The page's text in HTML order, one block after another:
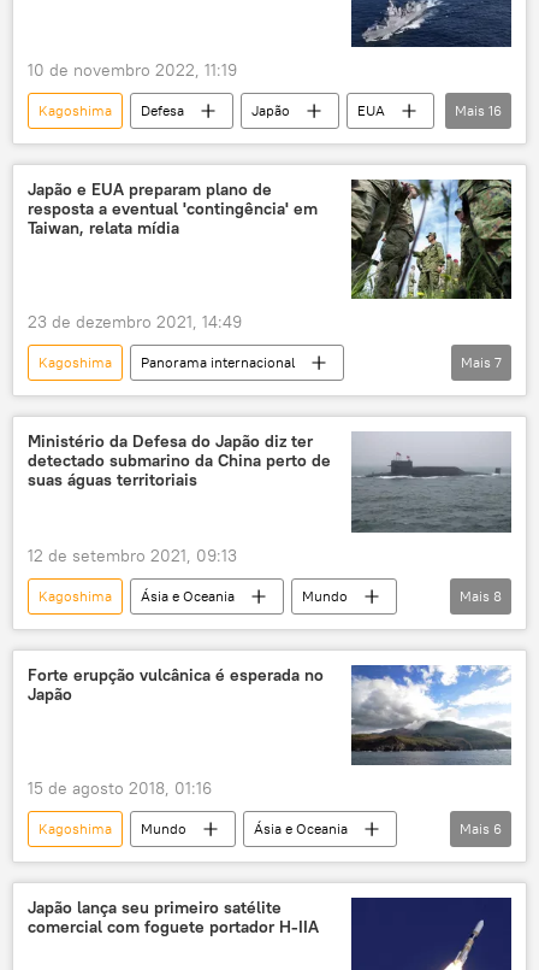
10 de novembro 2022, 11:19
Kagoshima Defesa Japão
EUA
Austrália
Canadá
Reino Unido
Twitter
Marinha Real
Okinawa
MV-22 Osprey
Índia
Nova Zelândia
Coreia do Sul
OTAN
Mais 16
Japão e EUA preparam plano de
resposta a eventual 'contingência' em
Taiwan, relata mídia
23 de dezembro 2021, 14:49
Kagoshima
Panorama internacional
Japão
Okinawa
EUA
Forças Armadas dos EUA
Forças de Autodefesa do Japão
Mais 7
Ministério da Defesa do Japão diz ter
detectado submarino da China perto de
suas águas territoriais
12 de setembro 2021, 09:13
Kagoshima Ásia e Oceania
Mundo
Notícias
Ilhas Senkaku
Ministério da Defesa
Ministério da Defesa do Japão
Marinha
Japão
Mais 8
Forte erupção vulcânica é esperada no
Japão
15 de agosto 2018, 01:16
Kagoshima Mundo
Ásia e Oceania
Notícias
Japão
Kuchinoerabu
Kyodo News
Agência Japonesa de Metereologia
Mais 6
Japão lança seu primeiro satélite
comercial com foguete portador H-IIA